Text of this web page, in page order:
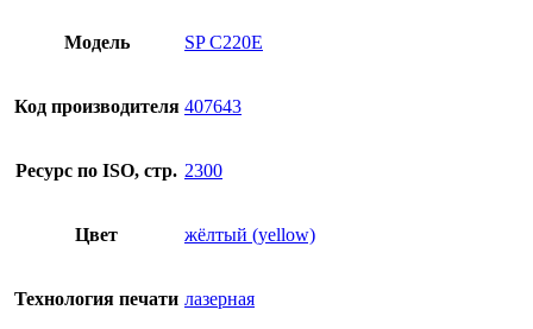
Модель SP C220E
Код производителя 407643
Ресурс по ISO, стр. 2300
Цвет жёлтый (yellow)
Технология печати лазерная